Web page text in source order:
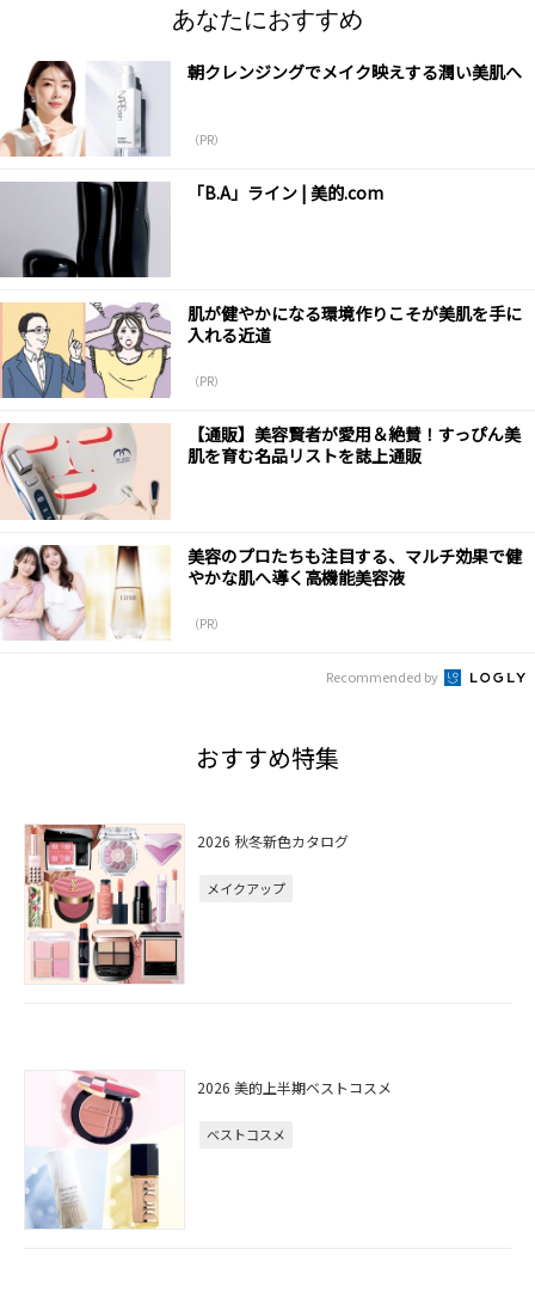
あなたにおすすめ
朝クレンジングでメイク映えする潤い美肌へ
（PR）
「B.A」ライン | 美的.com
肌が健やかになる環境作りこそが美肌を手に
入れる近道
（PR）
【通販】美容賢者が愛用＆絶賛！すっぴん美
肌を育む名品リストを誌上通販
美容のプロたちも注目する、マルチ効果で健
やかな肌へ導く高機能美容液
（PR）
Recommended by
おすすめ特集
2026 秋冬新色カタログ
メイクアップ
2026 美的上半期ベストコスメ
ベストコスメ